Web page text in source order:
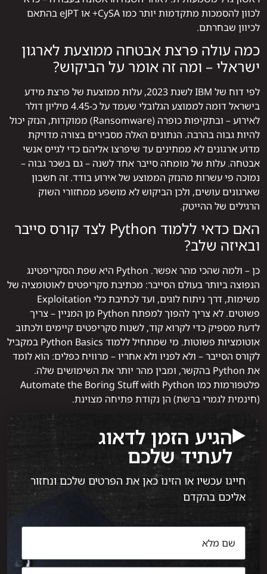
לכוון להסמכות מתקדמות יותר כמו CySA+ או eJPT בהתאם
לכיוון שבחרתם.
כמה עולה פרצת אבטחה ממוצעת לארגון
ישראלי – ומה זה אומר על הביקוש?
לפי דוח של IBM לשנת 2023, עלות ממוצעת של פרצת מידע
בישראל דומה לממוצע הגלובלי שעמד על כ-4.45 מיליון דולר
לאירוע – ובתקיפות כופרה (Ransomware) ממוקדות, הנזק יכול
להיות גבוה בהרבה. הנתונים האלה מסבירים בצורה מדויקת
מדוע ארגונים לא ממתינים עד שיפרצו אליהם כדי לגייס אנשי
אבטחה. עלות של מומחה סייבר אחד לשנה – גם בשכר גבוה –
נמוכה פי עשרות מהנזק הממוצע של אירוע בודד. זה חשבון
שארגונים עושים, ולכן הביקוש לא מושפע ממחזורי השוק
הרגילים של ההייטק.
האם כדאי ללמוד Python לצד קורס סייבר
ובאיזה שלב?
כן – ולמה שהכי מהר אפשר. Python היא שפת הסקריפטינג
הנפוצה ביותר בעולם הסייבר: מכתיבת סקריפטים לאוטומציה של
משימות, דרך ניתוח לוגים, ועד לכתיבת כלי Exploitation
פשוטים. לא צריך להפוך למפתח Python מן המניין – צריך
לדעת מספיק כדי לקרוא קוד, לשנות סקריפטים קיימים ולכתוב
אוטומציות פשוטות. מי שמתחיל ללמוד Python Basics במקביל
לקורס הסייבר – ולא לפניו ולא אחריו – מרוויח כפלים: הוא לומד
את Python בהקשר, ומבין מהר יותר את השימושים שלה.
פלטפורמות כמו Automate the Boring Stuff with Python
(חינמית לגמרי ברשת) הן נקודת פתיחה מצוינת.
הגיע הזמן לדאוג
לעתיד שלכם
חייגו עכשיו או הזינו כאן את הפרטים שלכם ונחזור
אליכם בהקדם